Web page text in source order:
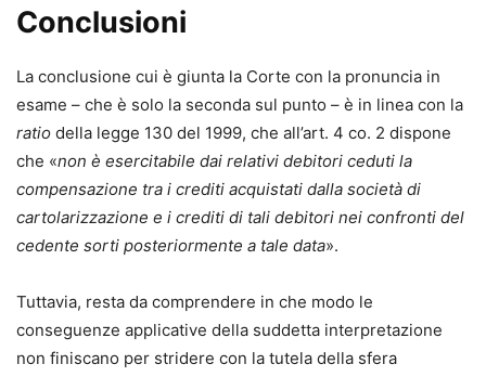
Conclusioni
La conclusione cui è giunta la Corte con la pronuncia in
esame – che è solo la seconda sul punto – è in linea con la
ratio della legge 130 del 1999, che all’art. 4 co. 2 dispone
che «non è esercitabile dai relativi debitori ceduti la
compensazione tra i crediti acquistati dalla società di
cartolarizzazione e i crediti di tali debitori nei confronti del
cedente sorti posteriormente a tale data».
Tuttavia, resta da comprendere in che modo le
conseguenze applicative della suddetta interpretazione
non finiscano per stridere con la tutela della sfera